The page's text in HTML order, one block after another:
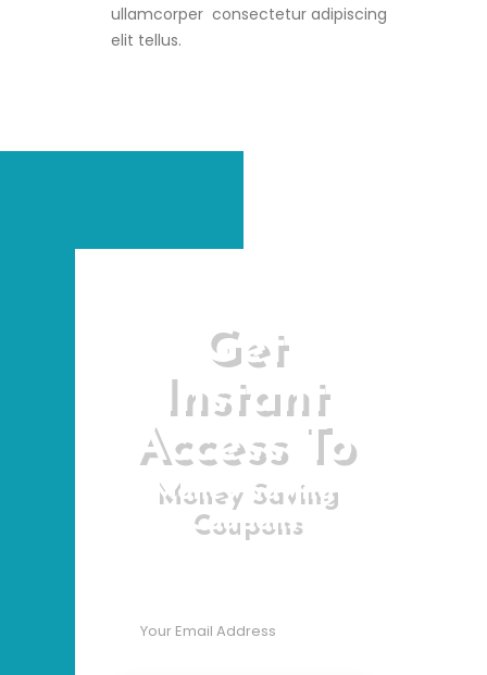
ullamcorper consectetur adipiscing
elit tellus.
Get
Instant
Access To
Money Saving
Coupons